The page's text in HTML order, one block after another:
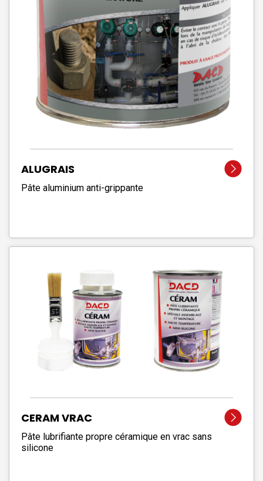
ALUGRAIS
Pâte aluminium anti-grippante
CERAM VRAC
Pâte lubrifiante propre céramique en vrac sans
silicone